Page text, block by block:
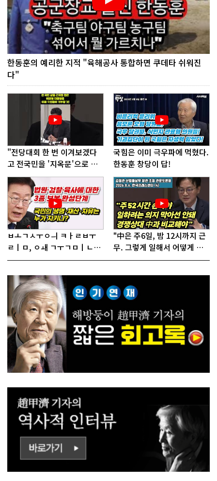
한동훈의 예리한 지적 "육해공사 통합하면 쿠데타 쉬워진
다"
"전당대회 한 번 이겨보겠다
고 전국민을 '지옥문'으로 밀
어!"
국힘은 이미 극우파에 먹혔다.
한동훈 창당이 답!
ㅂㅗㄱㅅㅜㅇㅢ ㅋㅏㄹㅂㅜ
ㄹㅣㅁ, ㅇㅙ ㄱㅜㄱㅁㅣㄴㄷ
ㅡㄹㅇㅣ ㄷㅏㅇㅎㅐㅇㅑ ㅎ
"中은 주6일, 밤 12시까지 근
무. 그렇게 일해서 어떻게 경
쟁하냐 반문하더라"